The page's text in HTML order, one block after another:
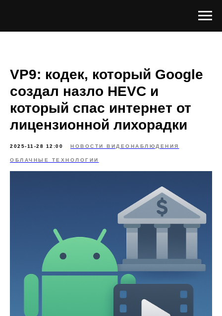
VP9: кодек, который Google
создал назло HEVC и
который спас интернет от
лицензионной лихорадки
2025-11-28 12:00 НОВОСТИ ВИДЕОНАБЛЮДЕНИЯ
ОБЛАЧНЫЕ ТЕХНОЛОГИИ